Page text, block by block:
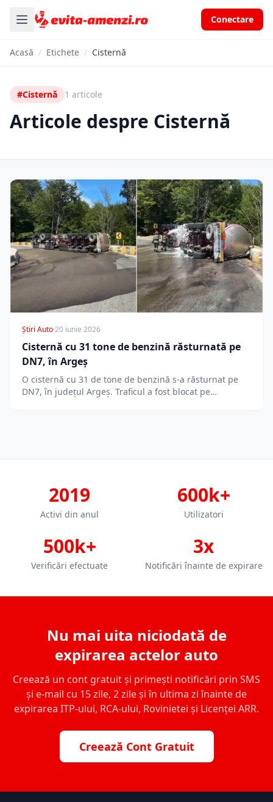
Conectare
Acasă / Etichete / Cisternă
#Cisternă 1 articole
Articole despre Cisternă
Știri Auto·20 iunie 2026
Cisternă cu 31 tone de benzină răsturnată pe
DN7, în Argeș
O cisternă cu 31 de tone de benzină s-a răsturnat pe
DN7, în județul Argeș. Traficul a fost blocat pe…
2019
Activi din anul
600k+
Utilizatori
500k+
Verificări efectuate
3x
Notificări înainte de expirare
Nu mai uita niciodată de
expirarea actelor auto
Creează un cont gratuit și primești notificări prin SMS
și e-mail cu 15 zile, 2 zile și în ultima zi înainte de
expirarea ITP-ului, RCA-ului, Rovinietei și Licenței ARR.
Creează Cont Gratuit